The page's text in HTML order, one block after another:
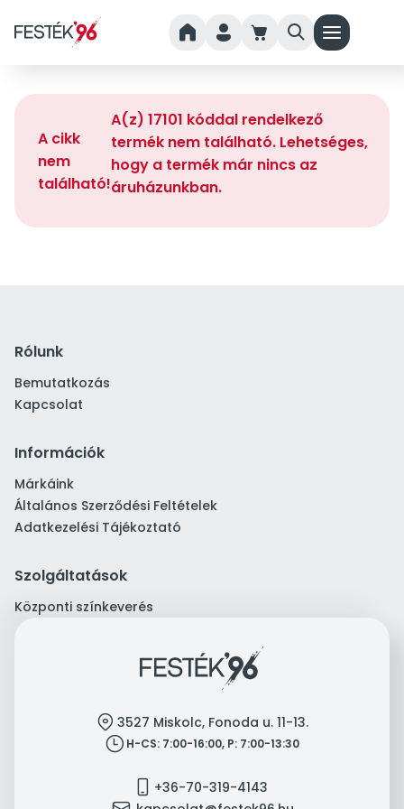
home person cart search menu
A cikk
nem
található!
A(z) 17101 kóddal rendelkező
termék nem található. Lehetséges,
hogy a termék már nincs az
áruházunkban.
Rólunk
Bemutatkozás
Kapcsolat
Információk
Márkáink
Általános Szerződési Feltételek
Adatkezelési Tájékoztató
Szolgáltatások
Központi színkeverés
location 3527 Miskolc, Fonoda u. 11-13.
clock H-CS: 7:00-16:00, P: 7:00-13:30
mobile +36-70-319-4143